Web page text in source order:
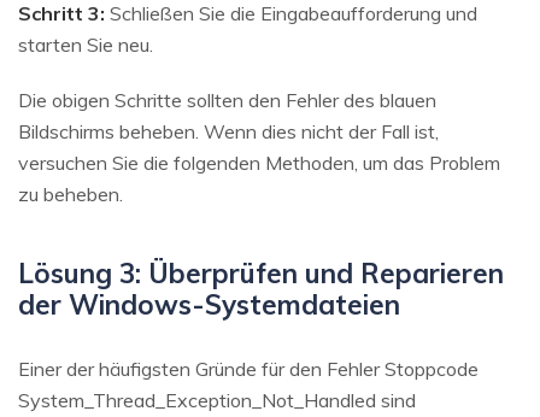
Schritt 3: Schließen Sie die Eingabeaufforderung und
starten Sie neu.
Die obigen Schritte sollten den Fehler des blauen
Bildschirms beheben. Wenn dies nicht der Fall ist,
versuchen Sie die folgenden Methoden, um das Problem
zu beheben.
Lösung 3: Überprüfen und Reparieren
der Windows-Systemdateien
Einer der häufigsten Gründe für den Fehler Stoppcode
System_Thread_Exception_Not_Handled sind